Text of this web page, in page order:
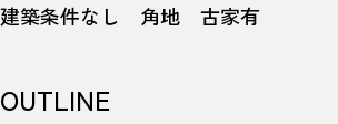
建築条件なし 角地 古家有
OUTLINE